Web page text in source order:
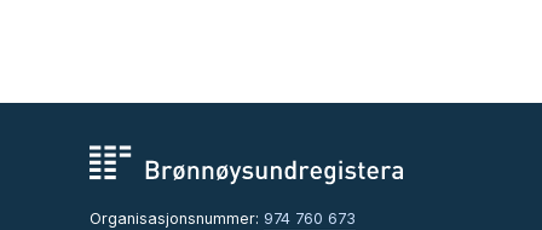
Organisasjonsnummer: 974 760 673